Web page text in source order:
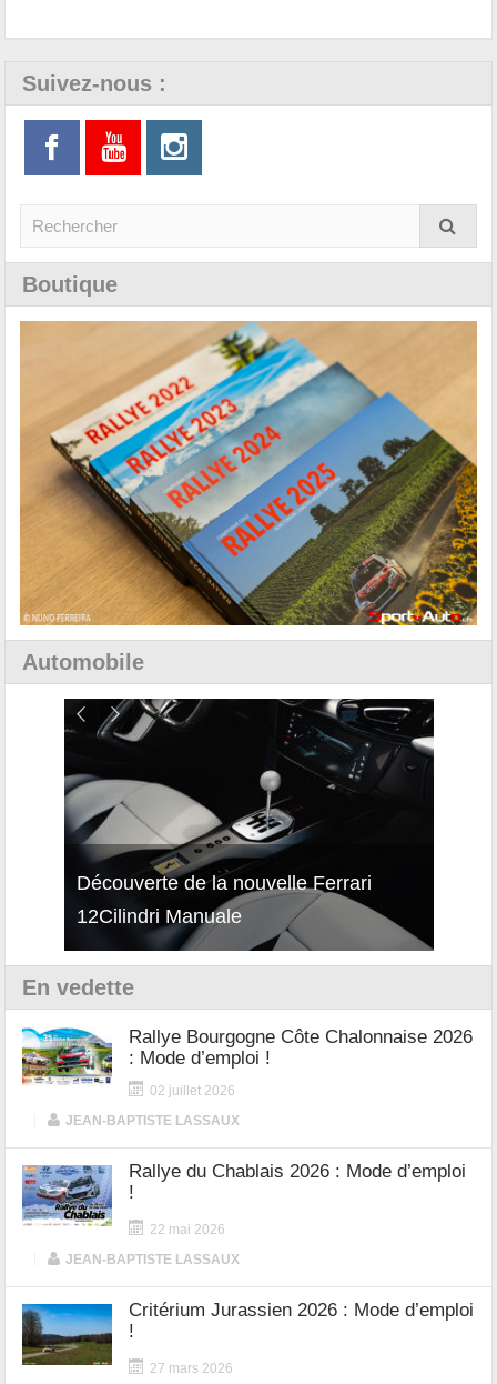
Suivez-nous :
Boutique
Automobile
Découverte de la nouvelle Ferrari
12Cilindri Manuale
En vedette
Rallye Bourgogne Côte Chalonnaise 2026
: Mode d’emploi !
02 juillet 2026
JEAN-BAPTISTE LASSAUX
Rallye du Chablais 2026 : Mode d’emploi
!
22 mai 2026
JEAN-BAPTISTE LASSAUX
Critérium Jurassien 2026 : Mode d’emploi
!
27 mars 2026